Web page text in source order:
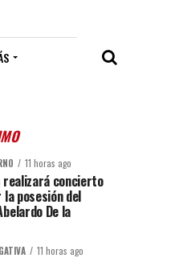
11 horas ago
realizará concierto
posesión del
De la
11 horas ago